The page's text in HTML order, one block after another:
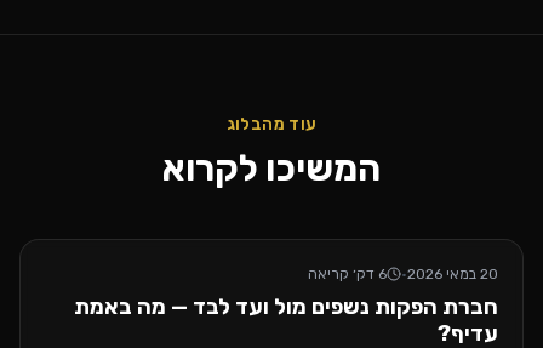
עוד מהבלוג
המשיכו לקרוא
20 במאי 2026 ·
6 דק׳ קריאה
חברת הפקות נשפים מול ועד לבד — מה באמת
עדיף?